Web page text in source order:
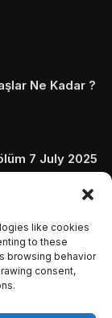
like cookies
to these
browsing behavior
consent,
Ne Kadar ?
7 July 2025